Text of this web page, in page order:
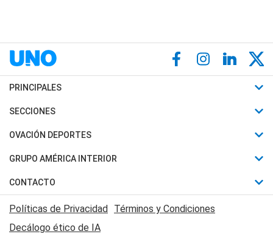
PRINCIPALES
Últimas Noticias
Política
Judiciales
Economia
SECCIONES
Horóscopo
Motores
Trucos caseros
Series y Películas
Edictos y Solicitadas
OVACIÓN DEPORTES
Fútbol
Mundial
Automovilismo
Rugby
GRUPO AMÉRICA INTERIOR
Canal 7 en Vivo
CONTACTO
Acerca de Nosotros
Contactanos
Políticas de Privacidad Términos y Condiciones
Decálogo ético de IA